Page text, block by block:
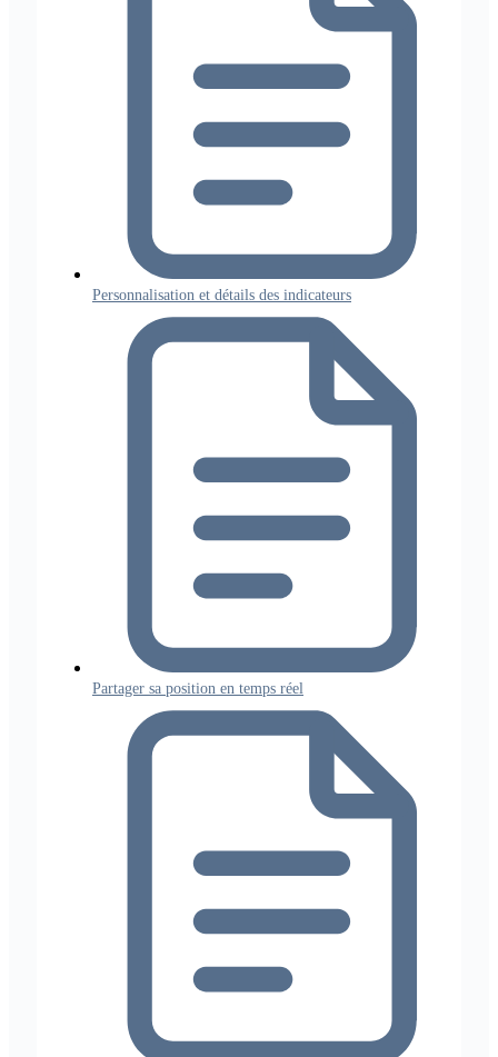
Personnalisation et détails des indicateurs
Partager sa position en temps réel